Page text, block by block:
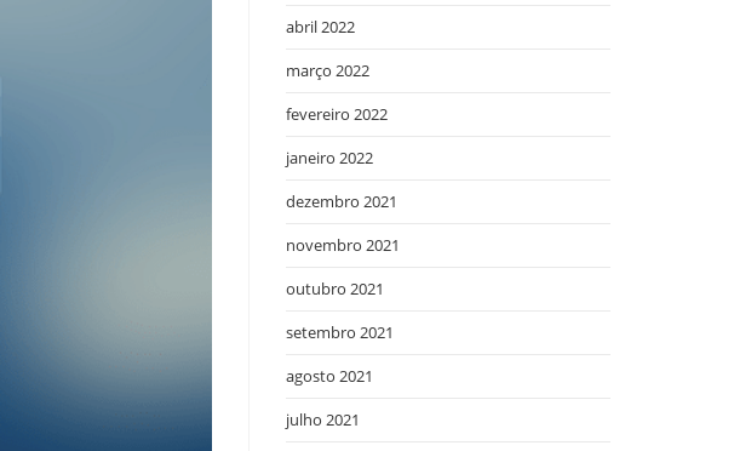
abril 2022
março 2022
fevereiro 2022
janeiro 2022
dezembro 2021
novembro 2021
outubro 2021
setembro 2021
agosto 2021
julho 2021